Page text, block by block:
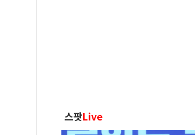
스팟Live